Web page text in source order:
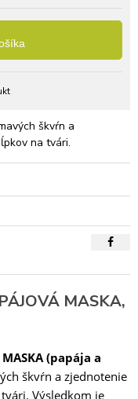
škvŕn a
na tvári.
MASKA,
(papája a
škvŕn a zjednotenie
Výsledkom je